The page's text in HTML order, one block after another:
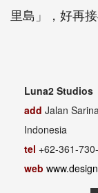
里島」，好再
Luna2 Studios
add Jalan
Indonesia
tel +62-361-
web